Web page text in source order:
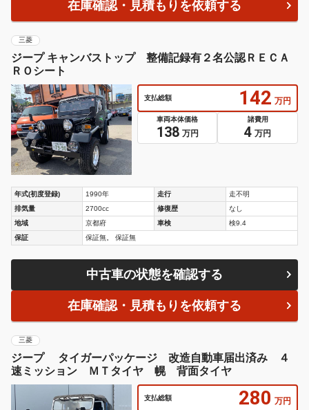
在庫確認・見積もりを依頼する
三菱
ジープ キャンバストップ 整備記録有２名公認ＲＥＣＡ
ＲＯシート
支払総額 142 万円
車両本体価格
138 万円
諸費用
4 万円
年式(初度登録) 1990年 走行
走不明
排気量
2700cc 修復歴
なし
地域
京都府 車検
検9.4
保証
保証無。 保証無
中古車の状態を確認する
在庫確認・見積もりを依頼する
三菱
ジープ タイガーパッケージ 改造自動車届出済み ４
速ミッション ＭＴタイヤ 幌 背面タイヤ
支払総額 280 万円